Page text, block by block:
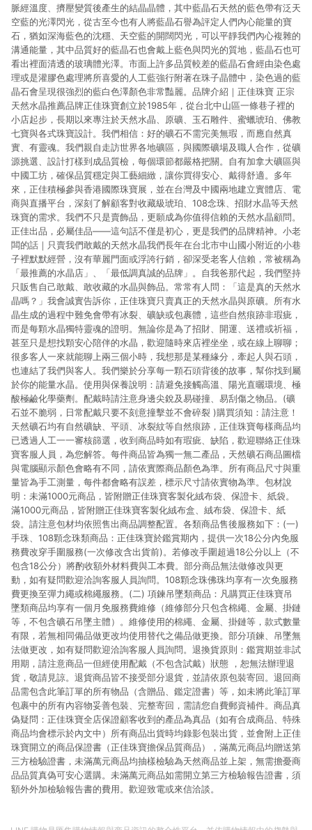
脈經溫度、擠壓變質後產生的結晶晶體，其中藍晶石天然的藍色帶有泛天
空藍的光澤閃光，從古至今也有人將藍晶石譽為評定人們內心能量的寶
石，猶如深海藍色的沈穩、天空藍的開闊閃光，可以平靜我們內心複雜的
溝通能量，其中品質好的藍晶石也會戴上藍色與閃光的質地，藍晶石也可
看出裡面清透的玻璃體光澤。市面上許多品質較差的藍晶石會經由染色處
理或是灌膠色處理將所喜愛的人工藍強行附著在珠子晶體中，染色過的藍
晶石會呈現很強烈的藍白色澤顏色非常豔麗。品牌介紹｜正佳珠寶 正宗
天然水晶推薦品牌正佳珠寶創立於1985年，從台北中山區一條巷子裡的
小店起步，長期以來專注於天然水晶、原礦、玉石雕件、蜜蠟琥珀、佛教
七寶與各式珠寶設計。我們相信：好的礦石不需完美無瑕，而應自然真
實、有靈魂。我們親自走訪世界各地礦區，與國際礦場及職人合作，從礦
源挑選、設計打樣到成品質檢，每個環節都嚴格把關。自有加拿大礦區與
中國工坊，確保品質穩定與工藝細緻，讓你買得安心、戴得舒適。多年
來，正佳積極參與香港國際珠寶展，並在台灣及中國兩地建立實體店、電
商與直播平台，深刻了解顧客對收藏級琥珀、108念珠、招財水晶等天然
珠寶的需求。我們不只是賣飾品，更願成為你值得信賴的天然水晶顧問。
正佳出品，必屬佳品——這句話不僅是初心，更是我們的品牌精神。小老
闆的話｜只賣我們敢戴的天然水晶我們長年在台北市中山國小附近的小巷
子裡默默經營，沒有華麗門面或浮誇行銷，卻深受老客人信賴，常被稱為
「最推薦的水晶店」、「最低調真誠的品牌」。自我爸那代起，我們堅持
只販售自己敢戴、敢收藏的水晶與飾品。常常有人問：「這是真的天然水
晶嗎？」我會誠實告訴你，正佳珠寶只賣真正的天然水晶與原礦。所有水
晶生成的過程中難免會帶有冰裂、礦缺或包裹體，這些自然痕跡非瑕疵，
而是每顆水晶獨特靈魂的證明。無論你是為了招財、開運、送禮或祈福，
甚至只是想找顆安心陪伴的水晶，歡迎隨時來店裡坐坐，或在線上聊聊；
很多客人一來就能聊上兩三個小時，我想那是某種緣分，牽起人與石頭，
也連結了我們與客人。我們樂於分享每一顆石頭背後的故事，幫你找到屬
於你的能量水晶。使用與保養說明：請避免接觸高溫、陽光直曬環境、極
酸極鹼化學藥劑。配戴時請注意身邊尖銳及易碰撞、易刮傷之物品。(礦
石並不脆弱，日常配戴只要不刻意撞擊並不會碎裂 )購買須知：請注意！
天然礦石均有自然礦缺、平頭、冰裂紋等自然痕跡，正佳珠寶每樣商品均
已透過人工一一審核篩選，收到商品時如有瑕疵、缺陷，歡迎聯絡正佳珠
寶客服人員，為您解答。每件商品皆為獨一無二產品，天然礦石商品圖檔
與電腦顯示顏色會略有不同，請依實際商品顏色為準。所有商品尺寸與重
量皆為手工測量，每件都會略有誤差，標示尺寸請依實物為準。包材說
明：未滿1000元商品，皆附贈正佳珠寶客製化絨布袋、保證卡、紙袋。
滿1000元商品，皆附贈正佳珠寶客製化絨布盒、絨布袋、保證卡、紙
袋。請注意包材均依照售出商品調整配置。各類商品售後服務如下：(一)
手珠、108顆念珠類商品：正佳珠寶於鑑賞期內，提供一次18公分內免服
務費改穿手圍服務(一次修改含出貨前)。若修改手圍超過18公分以上（不
包含18公分）將酌收額外材料費與工本費。部分商品無法做修改與更
動，如有疑問歡迎洽詢客服人員詢問。108顆念珠佛珠均享有一次免服務
費更換至彈力繩或棉繩服務。(二) 項鍊吊墜類商品：凡購買正佳珠寶吊
墜類商品均享有一個月免服務費維修（維修部分只包含棉繩、金屬、掛鏈
等，不包含礦石吊墜主體）。維修使用的棉繩、金屬、掛鏈等，款式數量
有限，若無相同備品做更改均使用替代之備品做更換。部分項鍊、吊墜無
法做更改，如有疑問歡迎洽詢客服人員詢問。退換貨原則：鑑賞期並非試
用期，請注意商品一但經使用配戴（不包含試戴）狀態 ，恕無法辦理退
貨，敬請見諒。退貨商品皆不接受部分退貨，並請依原包裝寄回。退回商
品需包含此筆訂單的所有物品（含贈品、鑑定證書）等，如未將此筆訂單
包裹中的所有內容物妥善包裝、完整寄回，需請您自費郵資補件。商品真
偽疑問：正佳珠寶全店保證顧客收到的產品為真品（如有合成商品、特殊
商品均會標示於內文中）所有商品出貨時均錄影包裝出貨，並會附上正佳
珠寶開立的商品保證書（正佳珠寶擔保品質商品），滿萬元商品均贈送第
三方檢驗證書，未滿萬元商品均抽樣檢驗為天然商品並上架，無需擔憂商
品品質真偽可安心選購。未滿萬元商品如需開立第三方檢驗報告證書，須
額外外加檢驗報告書的費用。歡迎致電或來信洽談。